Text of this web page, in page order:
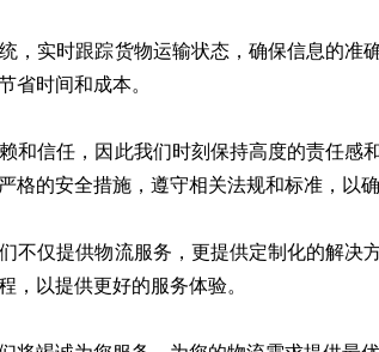
，实时跟踪货物运输状态，确保信息的准
省时间和成本。
和信任，因此我们时刻保持高度的责任感
的安全措施，遵守相关法规和标准，以
不仅提供物流服务，更提供定制化的解决
，以提供更好的服务体验。